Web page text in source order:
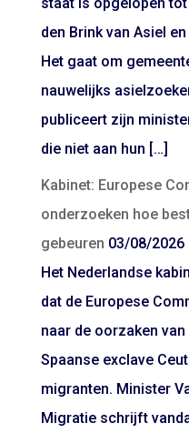
den Brink van Asiel
Het gaat om
nauwelijks
publiceert zijn
die niet aan hun […]
Kabinet: Europese
onderzoeken hoe
gebeuren 03/08/2026
Het Nederlandse
dat de Europese
naar de oorzaken
Spaanse exclave
migranten. Minister
Migratie schrijft